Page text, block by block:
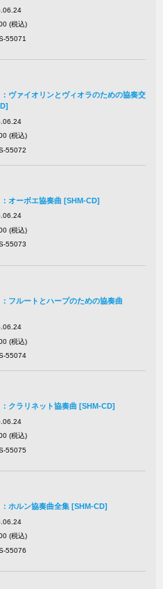
(税込)
55071
ヴァイオリンとヴィオラのための協奏交
(税込)
55072
オーボエ協奏曲 [SHM-CD]
(税込)
55073
フルートとハープのための協奏曲
(税込)
55074
クラリネット協奏曲 [SHM-CD]
(税込)
55075
ホルン協奏曲全集 [SHM-CD]
(税込)
55076